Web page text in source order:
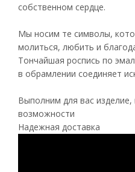
собственном сердце.
Мы носим те символы,
молиться, любить и
Тончайшая роспись по
в обрамлении соединяет
Выполним для вас
возможности
Надежная доставка